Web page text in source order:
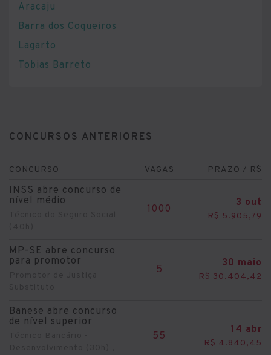
Aracaju
Barra dos Coqueiros
Lagarto
Tobias Barreto
CONCURSOS ANTERIORES
CONCURSO VAGAS PRAZO / R$
INSS abre concurso de
nível médio
1000
3 out
R$ 5.905,79
MP-SE abre concurso
para promotor
5
30 maio
R$ 30.404,42
Banese abre concurso
de nível superior
55
14 abr
R$ 4.840,45